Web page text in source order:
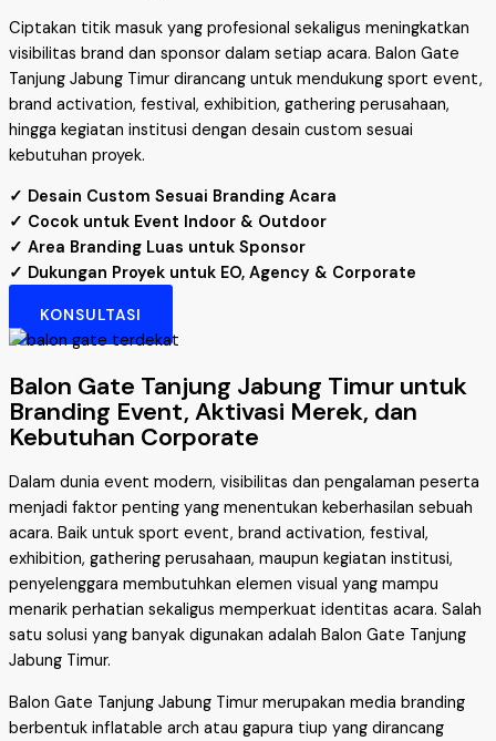
Ciptakan titik masuk yang profesional sekaligus meningkatkan
visibilitas brand dan sponsor dalam setiap acara. Balon Gate
Tanjung Jabung Timur dirancang untuk mendukung sport event,
brand activation, festival, exhibition, gathering perusahaan,
hingga kegiatan institusi dengan desain custom sesuai
kebutuhan proyek.
✓ Desain Custom Sesuai Branding Acara
✓ Cocok untuk Event Indoor & Outdoor
✓ Area Branding Luas untuk Sponsor
✓ Dukungan Proyek untuk EO, Agency & Corporate
KONSULTASI
Balon Gate Tanjung Jabung Timur untuk
Branding Event, Aktivasi Merek, dan
Kebutuhan Corporate
Dalam dunia event modern, visibilitas dan pengalaman peserta
menjadi faktor penting yang menentukan keberhasilan sebuah
acara. Baik untuk sport event, brand activation, festival,
exhibition, gathering perusahaan, maupun kegiatan institusi,
penyelenggara membutuhkan elemen visual yang mampu
menarik perhatian sekaligus memperkuat identitas acara. Salah
satu solusi yang banyak digunakan adalah Balon Gate Tanjung
Jabung Timur.
Balon Gate Tanjung Jabung Timur merupakan media branding
berbentuk inflatable arch atau gapura tiup yang dirancang